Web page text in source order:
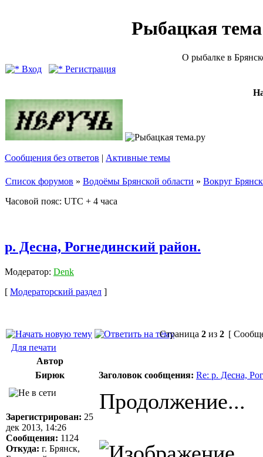
Рыбацкая
О рыбалке в
Вход
Регистрация
Сообщения без ответов | Активные темы
Список форумов » Водоёмы Брянской области » Вокруг
Часовой пояс: UTC + 4 часа
р. Десна, Рогнединский район.
Модератор: Denk
[ Модераторский раздел ]
Страница 2 из 2 [
Для печати
Автор
Бирюк
Заголовок сообщения: Re: р. Десна,
Зарегистрирован: 25
дек 2013, 14:26
Сообщения: 1124
Откуда: г. Брянск,
Продолжение...